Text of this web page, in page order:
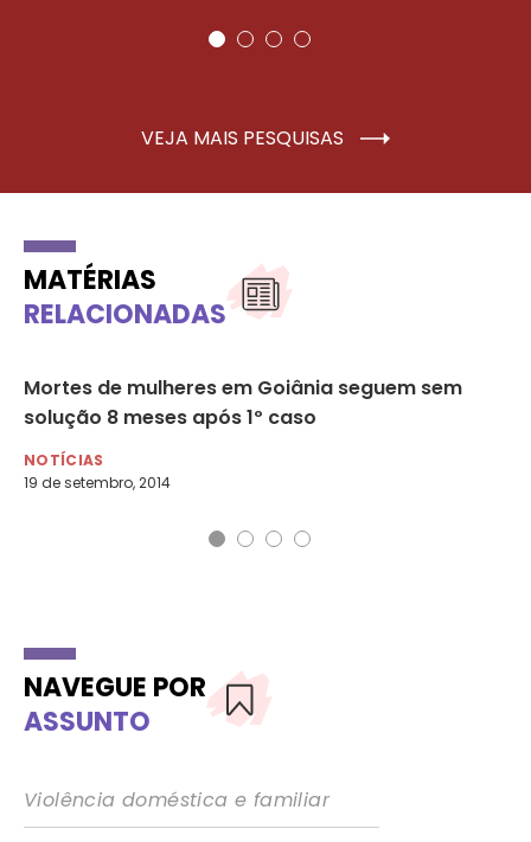
VEJA MAIS PESQUISAS
MATÉRIAS
RELACIONADAS
Mortes de mulheres em Goiânia seguem sem
solução 8 meses após 1º caso
NOTÍCIAS
19 de setembro, 2014
NAVEGUE POR
ASSUNTO
Violência doméstica e familiar